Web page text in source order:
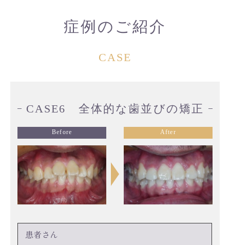
症例のご紹介
CASE
CASE7 全体的な歯並びの矯正
Before After
患者さん